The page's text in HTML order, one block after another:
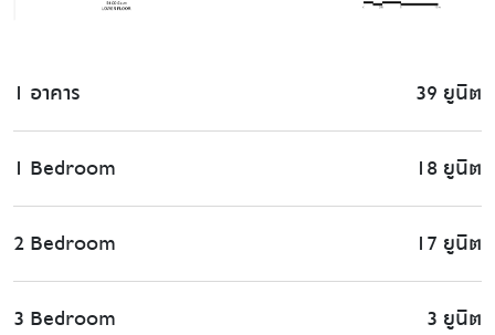
1 อาคาร 39 ยูนิต
1 Bedroom 18 ยูนิต
2 Bedroom 17 ยูนิต
3 Bedroom 3 ยูนิต